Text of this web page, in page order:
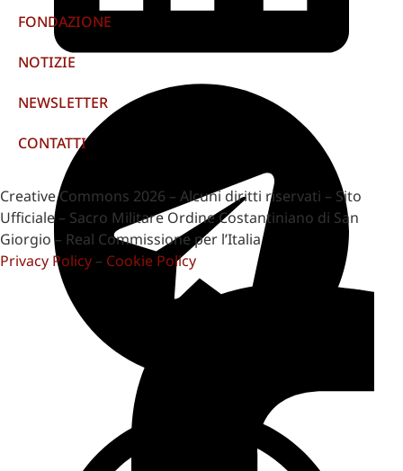
FONDAZIONE
NOTIZIE
NEWSLETTER
CONTATTI
Creative Commons 2026 – Alcuni diritti riservati – Sito
Ufficiale – Sacro Militare Ordine Costantiniano di San
Giorgio – Real Commissione per l’Italia
Privacy Policy – Cookie Policy